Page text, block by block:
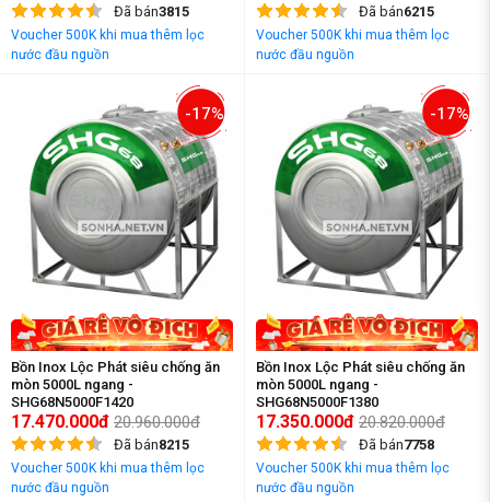
Đã bán3815
Voucher 500K khi mua thêm lọc
nước đầu nguồn
Đã bán6215
Voucher 500K khi mua thêm lọc
nước đầu nguồn
-17%
Bồn Inox Lộc Phát siêu chống ăn
mòn 5000L ngang -
SHG68N5000F1420
17.470.000đ 20.960.000đ
Đã bán8215
Voucher 500K khi mua thêm lọc
nước đầu nguồn
-17%
Bồn Inox Lộc Phát siêu chống ăn
mòn 5000L ngang -
SHG68N5000F1380
17.350.000đ 20.820.000đ
Đã bán7758
Voucher 500K khi mua thêm lọc
nước đầu nguồn